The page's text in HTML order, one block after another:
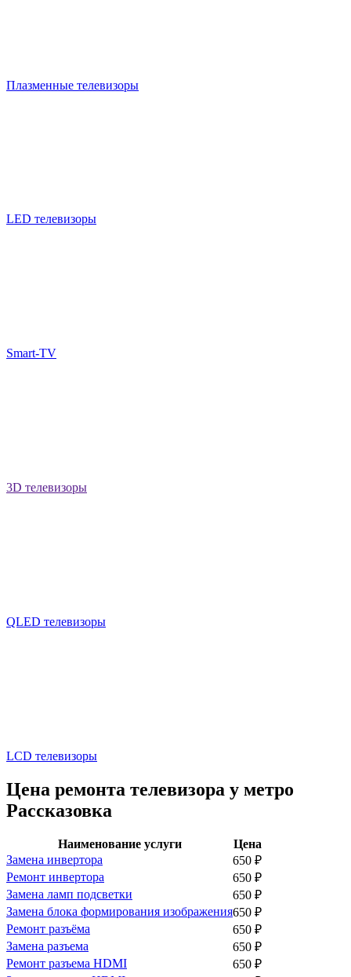
Плазменные телевизоры
LED телевизоры
Smart-TV
3D телевизоры
QLED телевизоры
LCD телевизоры
Цена ремонта телевизора у метро
Рассказовка
Наименование услуги
Цена
Замена инвертора
650 ₽
Ремонт инвертора
650 ₽
Замена ламп подсветки
650 ₽
Замена блока формирования изображения650 ₽
Ремонт разъёма
650 ₽
Замена разъема
650 ₽
Ремонт разъема HDMI
650 ₽